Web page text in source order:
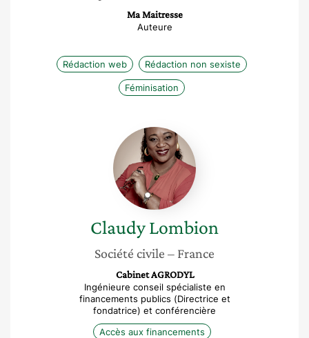
Ma Maitresse
Auteure
Rédaction web Rédaction non sexiste
Féminisation
Claudy
Lombion
ClaudyLombion
Société civile – France
Cabinet AGRODYL
Ingénieure conseil spécialiste en
financements publics (Directrice et
fondatrice) et conférencière
Accès aux financements